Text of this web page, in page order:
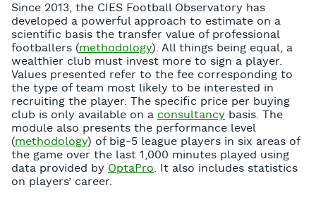
Since 2013, the CIES Football Observatory has
developed a powerful approach to estimate on a
scientific basis the transfer value of professional
footballers (methodology). All things being equal, a
wealthier club must invest more to sign a player.
Values presented refer to the fee corresponding to
the type of team most likely to be interested in
recruiting the player. The specific price per buying
club is only available on a consultancy basis. The
module also presents the performance level
(methodology) of big-5 league players in six areas of
the game over the last 1,000 minutes played using
data provided by OptaPro. It also includes statistics
on players’ career.